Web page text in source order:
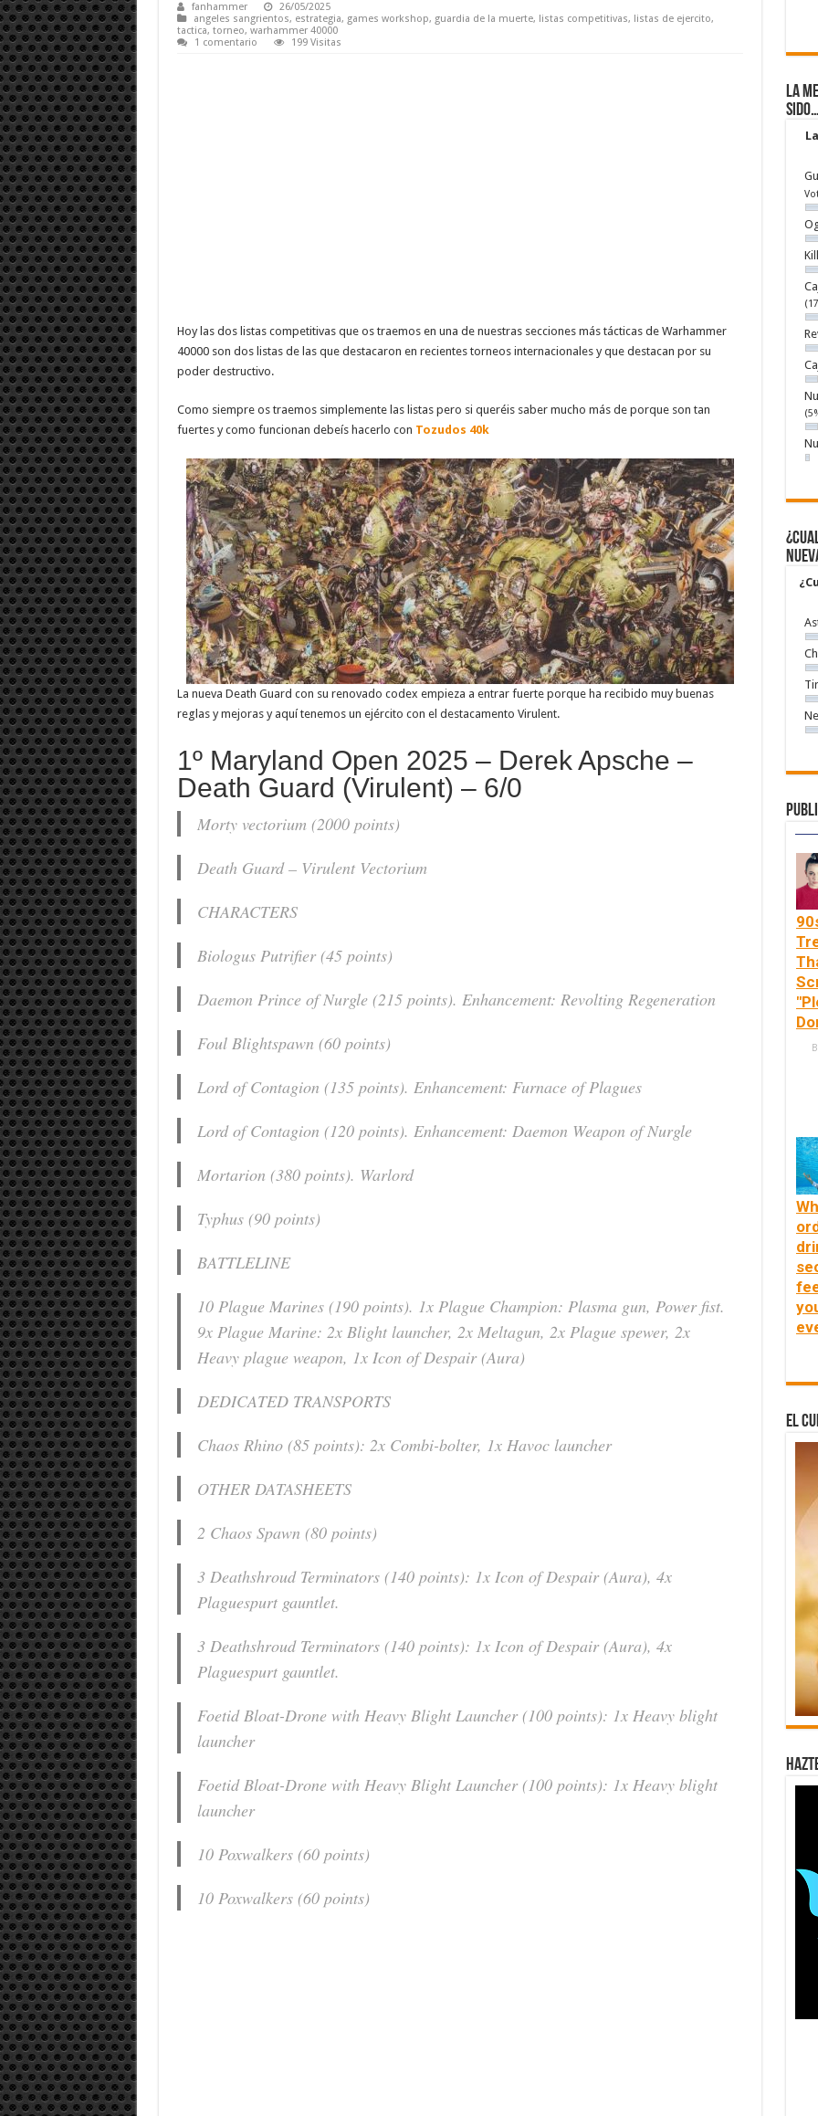
fanhammer
26/05/2025
angeles sangrientos, estrategia, games workshop, guardia de la muerte, listas competitivas, listas de ejercito,
tactica, torneo, warhammer 40000
1 comentario
199 Visitas
Hoy las dos listas competitivas que os traemos en una de nuestras secciones más tácticas de Warhammer
40000 son dos listas de las que destacaron en recientes torneos internacionales y que destacan por su
poder destructivo.
Como siempre os traemos simplemente las listas pero si queréis saber mucho más de porque son tan
fuertes y como funcionan debeís hacerlo con Tozudos 40k
La nueva Death Guard con su renovado codex empieza a entrar fuerte porque ha recibido muy buenas
reglas y mejoras y aquí tenemos un ejército con el destacamento Virulent.
1º Maryland Open 2025 – Derek Apsche –
Death Guard (Virulent) – 6/0
Morty vectorium (2000 points)
Death Guard – Virulent Vectorium
CHARACTERS
Biologus Putrifier (45 points)
Daemon Prince of Nurgle (215 points). Enhancement: Revolting Regeneration
Foul Blightspawn (60 points)
Lord of Contagion (135 points). Enhancement: Furnace of Plagues
Lord of Contagion (120 points). Enhancement: Daemon Weapon of Nurgle
Mortarion (380 points). Warlord
Typhus (90 points)
BATTLELINE
10 Plague Marines (190 points). 1x Plague Champion: Plasma gun, Power fist.
9x Plague Marine: 2x Blight launcher, 2x Meltagun, 2x Plague spewer, 2x
Heavy plague weapon, 1x Icon of Despair (Aura)
DEDICATED TRANSPORTS
Chaos Rhino (85 points): 2x Combi-bolter, 1x Havoc launcher
OTHER DATASHEETS
2 Chaos Spawn (80 points)
3 Deathshroud Terminators (140 points): 1x Icon of Despair (Aura), 4x
Plaguespurt gauntlet.
3 Deathshroud Terminators (140 points): 1x Icon of Despair (Aura), 4x
Plaguespurt gauntlet.
Foetid Bloat-Drone with Heavy Blight Launcher (100 points): 1x Heavy blight
launcher
Foetid Bloat-Drone with Heavy Blight Launcher (100 points): 1x Heavy blight
launcher
10 Poxwalkers (60 points)
10 Poxwalkers (60 points)
La
sido…
Publi
El